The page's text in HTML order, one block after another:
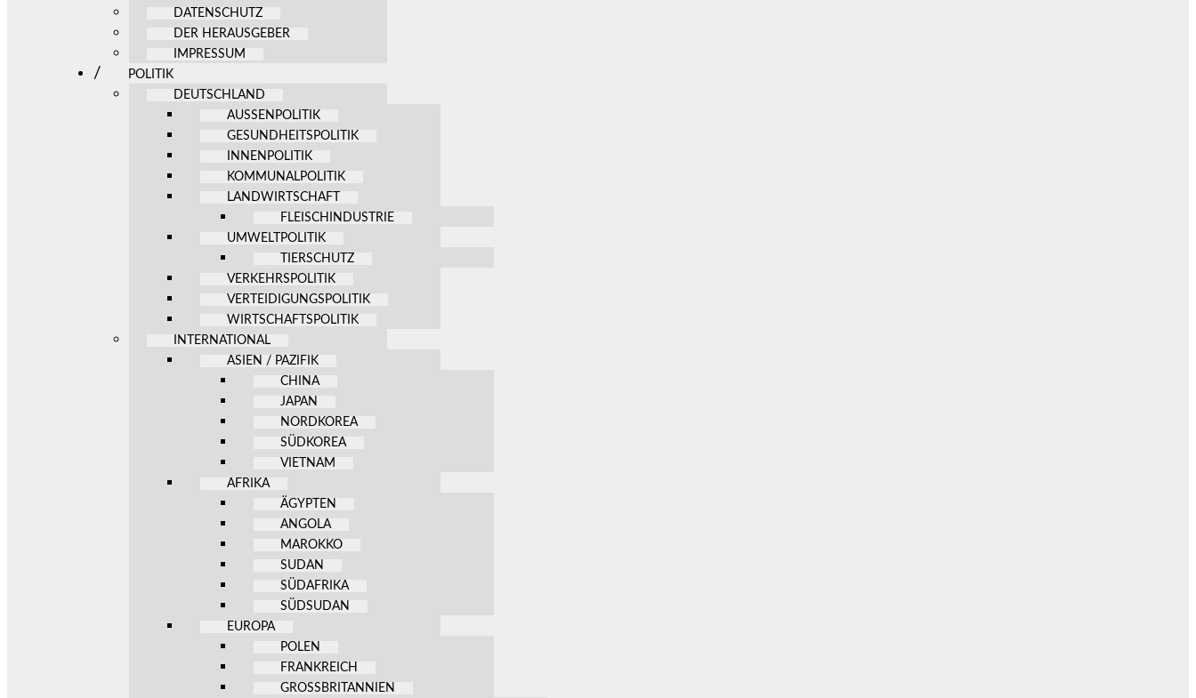
DATENSCHUTZ
DER HERAUSGEBER
IMPRESSUM
POLITIK
DEUTSCHLAND
AUSSENPOLITIK
GESUNDHEITSPOLITIK
INNENPOLITIK
KOMMUNALPOLITIK
LANDWIRTSCHAFT
FLEISCHINDUSTRIE
UMWELTPOLITIK
TIERSCHUTZ
VERKEHRSPOLITIK
VERTEIDIGUNGSPOLITIK
WIRTSCHAFTSPOLITIK
INTERNATIONAL
ASIEN / PAZIFIK
CHINA
JAPAN
NORDKOREA
SÜDKOREA
VIETNAM
AFRIKA
ÄGYPTEN
ANGOLA
MAROKKO
SUDAN
SÜDAFRIKA
SÜDSUDAN
EUROPA
POLEN
FRANKREICH
GROSSBRITANNIEN